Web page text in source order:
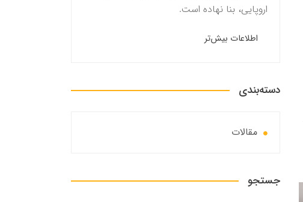
اروپایی، بنا نهاده است.
اطلاعات بیش‌تر
دسته‌بندی
مقالات
جستجو